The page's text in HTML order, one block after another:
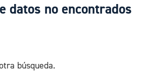
datos no encontrados
búsqueda.